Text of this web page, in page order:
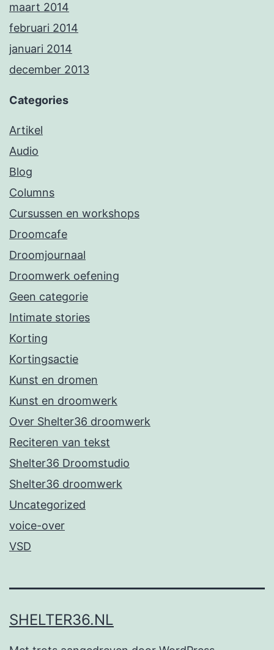
maart 2014
februari 2014
januari 2014
december 2013
Categories
Artikel
Audio
Blog
Columns
Cursussen en workshops
Droomcafe
Droomjournaal
Droomwerk oefening
Geen categorie
Intimate stories
Korting
Kortingsactie
Kunst en dromen
Kunst en droomwerk
Over Shelter36 droomwerk
Reciteren van tekst
Shelter36 Droomstudio
Shelter36 droomwerk
Uncategorized
voice-over
VSD
SHELTER36.NL